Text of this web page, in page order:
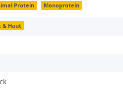
Protein Monoprotein
& Haut